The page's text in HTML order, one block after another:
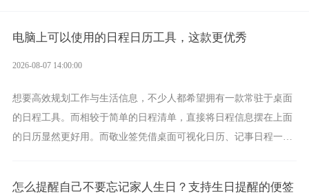
电脑上可以使用的日程日历工具，这款更优秀
2026-08-07 14:00:00
想要高效规划工作与生活信息，不少人都希望拥有一款常驻于桌面
的日程工具。而相较于简单的日程清单，直接将日程信息摆在上面
的日历显然更好用。而敬业签凭借桌面可视化日历、记事日程一体
怎么提醒自己不要忘记家人生日？支持生日提醒的便签